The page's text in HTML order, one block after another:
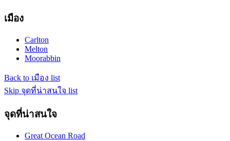
เมือง
Carlton
Melton
Moorabbin
Back to เมือง list
Skip จุดที่น่าสนใจ list
จุดที่น่าสนใจ
Great Ocean Road